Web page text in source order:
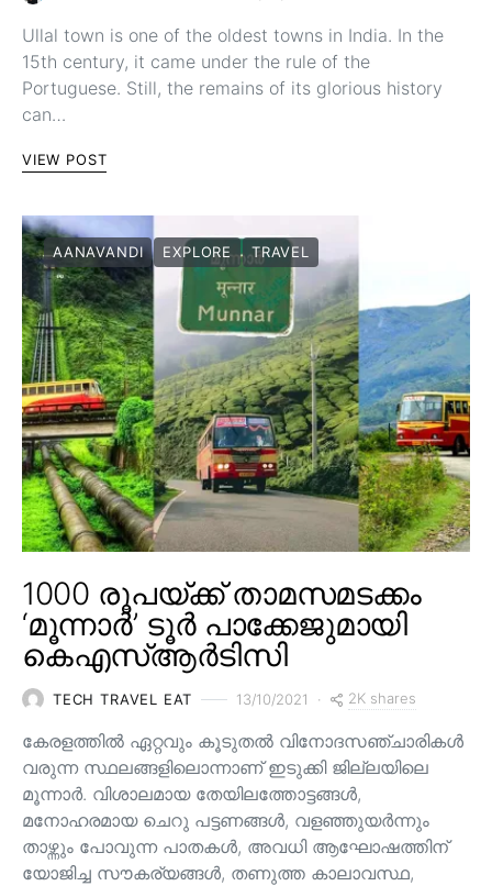
Ullal town is one of the oldest towns in India. In the
15th century, it came under the rule of the
Portuguese. Still, the remains of its glorious history
can…
VIEW POST
AANAVANDI EXPLORE TRAVEL
1000 രൂപയ്ക്ക് താമസമടക്കം
‘മൂന്നാർ’ ടൂർ പാക്കേജുമായി
കെഎസ്ആർടിസി
TECH TRAVEL EAT 13/10/2021 2K shares
കേരളത്തിൽ ഏറ്റവും കൂടുതൽ വിനോദസഞ്ചാരികൾ
വരുന്ന സ്ഥലങ്ങളിലൊന്നാണ് ഇടുക്കി ജില്ലയിലെ
മൂന്നാർ. വിശാലമായ തേയിലത്തോട്ടങ്ങള്‍,
മനോഹരമായ ചെറു പട്ടണങ്ങള്‍, വളഞ്ഞുയര്‍ന്നും
താഴ്ന്നും പോവുന്ന പാതകള്‍, അവധി ആഘോഷത്തിന്
യോജിച്ച സൗകര്യങ്ങള്‍, തണുത്ത കാലാവസ്ഥ,